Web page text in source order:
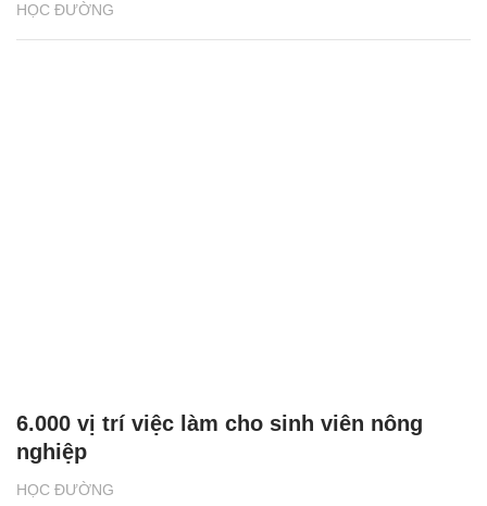
HỌC ĐƯỜNG
HỌC ĐƯỜNG
6.000 vị trí việc làm cho sinh viên nông
nghiệp